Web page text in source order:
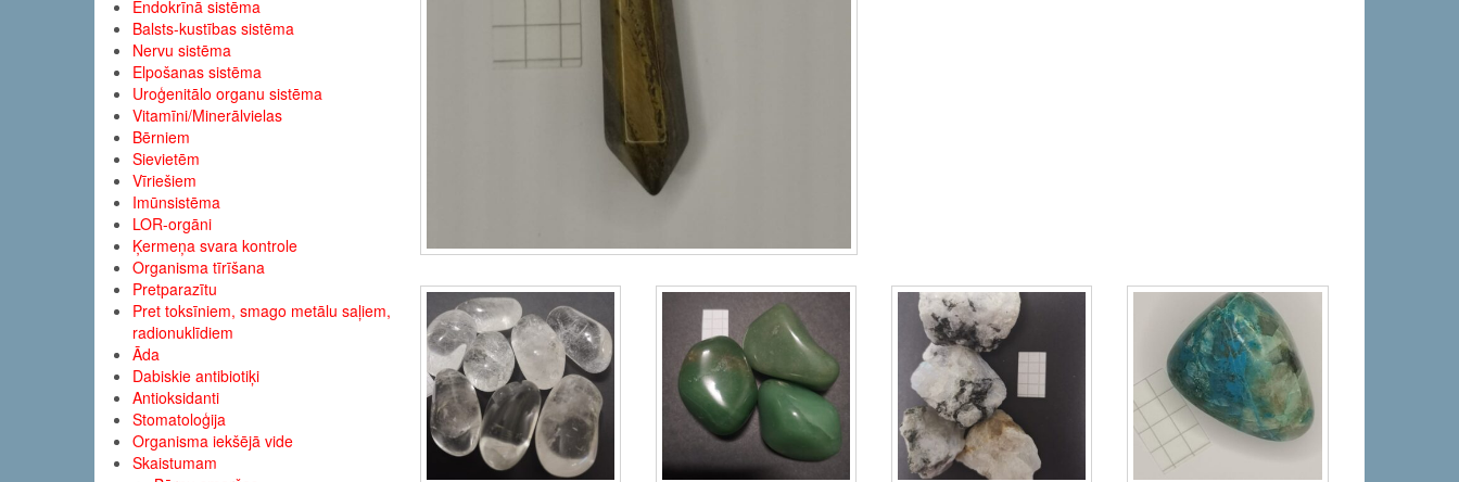
Endokrīnā sistēma
Balsts-kustības sistēma
Nervu sistēma
Elpošanas sistēma
Uroģenitālo organu sistēma
Vitamīni/Minerālvielas
Bērniem
Sievietēm
Vīriešiem
Imūnsistēma
LOR-orgāni
Ķermeņa svara kontrole
Organisma tīrīšana
Pretparazītu
Pret toksīniem, smago metālu saļiem,
radionuklīdiem
Āda
Dabiskie antibiotiķi
Antioksidanti
Stomatoloģija
Organisma iekšējā vide
Skaistumam